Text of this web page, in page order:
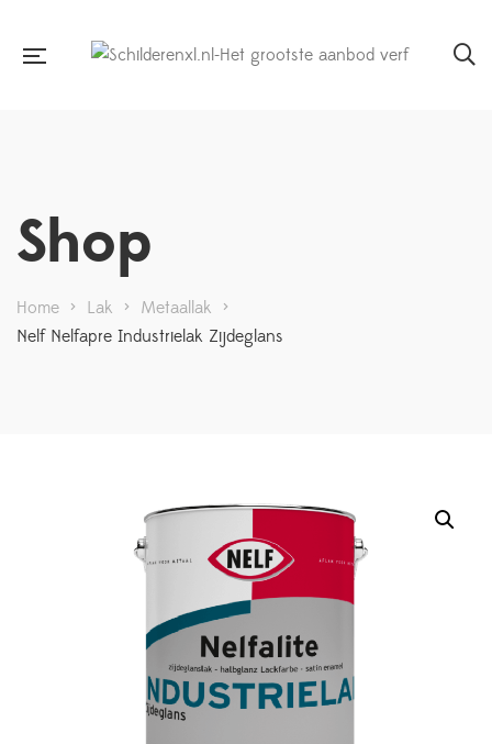
Shop
Home > Lak > Metaallak >
Nelf Nelfapre Industrielak Zijdeglans